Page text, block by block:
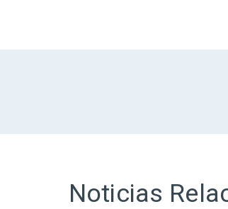
Noticias